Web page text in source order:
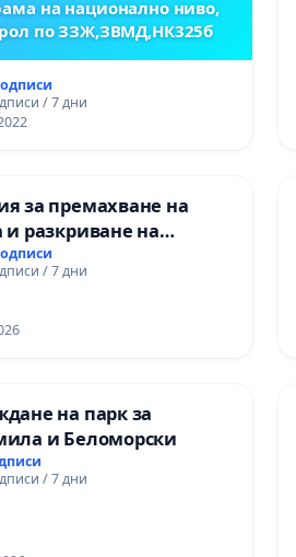
на национално ниво,
по ЗЗЖ,ЗВМД,НК325б
/ 7 дни
за премахване на
и разкриване на
сърце на
могила във
/ 7 дни
на парк за
и Беломорски
/ 7 дни